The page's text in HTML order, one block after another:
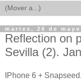
martes, 26 de
Reflection on
Sevilla (2).
IPhone 6 + Snapseed.